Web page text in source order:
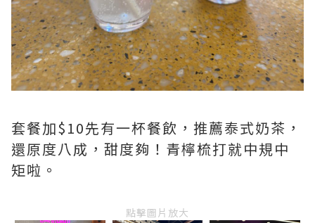
套餐加$10先有一杯餐飲，推薦泰式奶茶，
還原度八成，甜度夠！青檸梳打就中規中
矩啦。
點擊圖片放大